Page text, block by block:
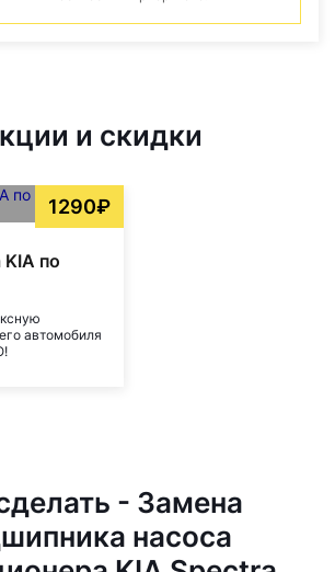
и скидки
1290₽
по
автомобиля
- Замена
насоса